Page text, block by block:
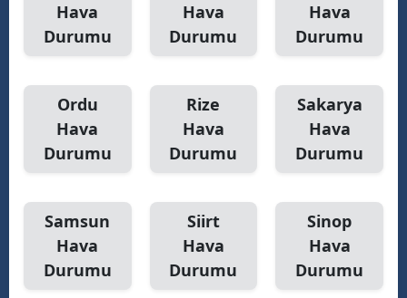
Hava
Durumu
Hava
Durumu
Hava
Durumu
Ordu
Hava
Durumu
Rize
Hava
Durumu
Sakarya
Hava
Durumu
Samsun
Hava
Durumu
Siirt
Hava
Durumu
Sinop
Hava
Durumu